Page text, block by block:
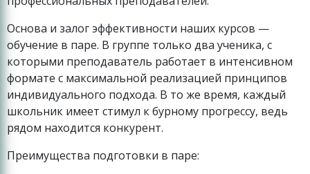
Основа и залог эффективности наших курсов —
обучение в паре. В группе только два ученика, с
которыми преподаватель работает в интенсивном
формате с максимальной реализацией принципов
индивидуального подхода. В то же время, каждый
школьник имеет стимул к бурному прогрессу, ведь
рядом находится конкурент.
Преимущества подготовки в паре: